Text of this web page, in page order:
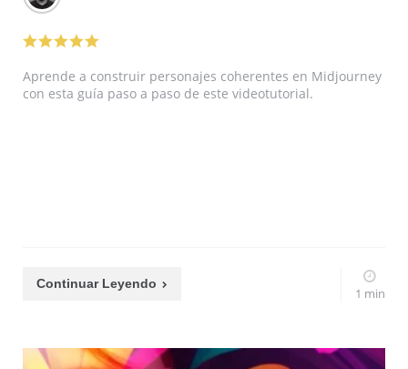
Aprende a construir personajes coherentes en Midjourney
con esta guía paso a paso de este videotutorial.
Continuar Leyendo
1 min